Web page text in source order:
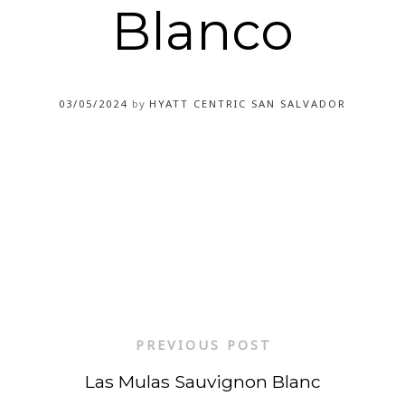
Blanco
03/05/2024 by HYATT CENTRIC SAN SALVADOR
PREVIOUS POST
Las Mulas Sauvignon Blanc